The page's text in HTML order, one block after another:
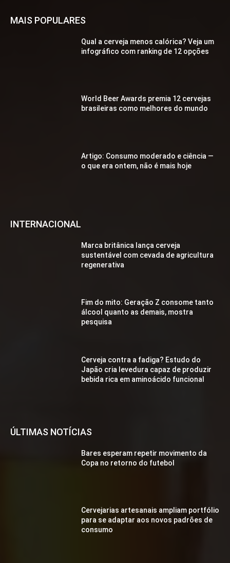
MAIS POPULARES
Qual a cerveja menos calórica? Veja um
infográfico com ranking de 12 opções
World Beer Awards premia 12 cervejas
brasileiras como melhores do mundo
Artigo: Consumo moderado e ciência —
o que era ontem, não é mais hoje
INTERNACIONAL
Marca britânica lança cerveja
sustentável com cevada de agricultura
regenerativa
Fim do mito: Geração Z consome tanto
álcool quanto as demais, mostra
pesquisa
Cerveja contra a fadiga? Estudo do
Japão cria levedura capaz de produzir
bebida rica em aminoácido funcional
ÚLTIMAS NOTÍCIAS
Bares esperam repetir movimento da
Copa no retorno do futebol
Cervejarias artesanais ampliam portfólio
para se adaptar aos novos padrões de
consumo